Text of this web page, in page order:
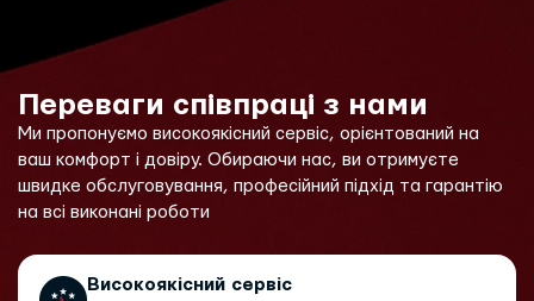
Переваги співпраці з нами
Ми пропонуємо високоякісний сервіс, орієнтований на
ваш комфорт і довіру. Обираючи нас, ви отримуєте
швидке обслуговування, професійний підхід та гарантію
на всі виконані роботи
Високоякісний сервіс